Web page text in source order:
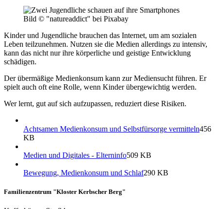
Bild © "natureaddict" bei Pixabay
Kinder und Jugendliche brauchen das Internet, um am sozialen
Leben teilzunehmen. Nutzen sie die Medien allerdings zu intensiv,
kann das nicht nur ihre körperliche und geistige Entwicklung
schädigen.
Der übermäßige Medienkonsum kann zur Mediensucht führen. Er
spielt auch oft eine Rolle, wenn Kinder übergewichtig werden.
Wer lernt, gut auf sich aufzupassen, reduziert diese Risiken.
Achtsamen Medienkonsum und Selbstfürsorge vermitteln456
KB
Medien und Digitales - Elterninfo509 KB
Bewegung, Medienkonsum und Schlaf290 KB
Familienzentrum "Kloster Kerbscher Berg"